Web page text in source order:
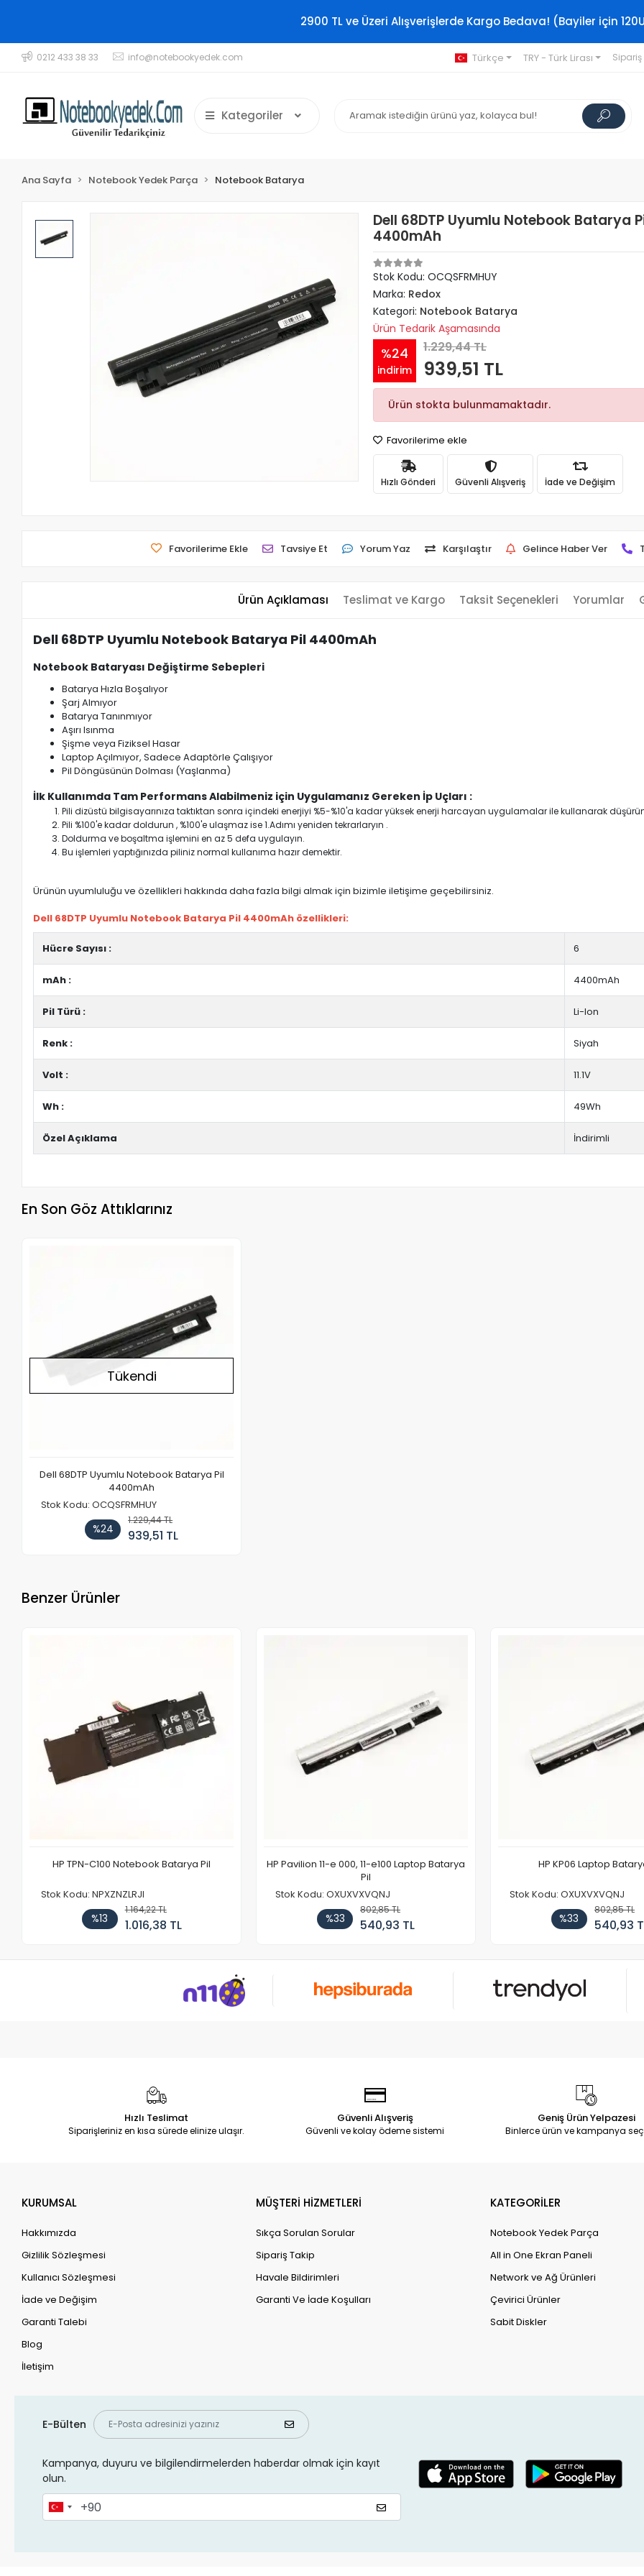
2900 TL ve Üzeri Alışverişlerde Kargo Bedava! (Bayiler için
0212 433 38 33 info@notebookyedek.com Türkçe TRY - Türk Lirası
Kategoriler
Ana Sayfa Notebook Yedek Parça Notebook Batarya
Dell 68DTP Uyumlu Notebook Batarya
4400mAh
Stok Kodu: OCQSFRMHUY
Marka: Redox
Kategori: Notebook Batarya
Ürün Tedarik Aşamasında
%24
indirim
1.229,44 TL
939,51 TL
Ürün stokta bulunmamaktadır.
Favorilerime ekle
Hızlı Gönderi Güvenli Alışveriş İade ve Değişim
Favorilerime Ekle Tavsiye Et Yorum Yaz Karşılaştır Gelince Haber Ver
Ürün Açıklaması Teslimat ve Kargo Taksit Seçenekleri Yorumlar
Dell 68DTP Uyumlu Notebook Batarya Pil 4400mAh
Notebook Bataryası Değiştirme Sebepleri
Batarya Hızla Boşalıyor
Şarj Almıyor
Batarya Tanınmıyor
Aşırı Isınma
Şişme veya Fiziksel Hasar
Laptop Açılmıyor, Sadece Adaptörle Çalışıyor
Pil Döngüsünün Dolması (Yaşlanma)
İlk Kullanımda Tam Performans Alabilmeniz için Uygulamanız Gereken İp Uçları :
Pili dizüstü bilgisayarınıza taktıktan sonra içindeki enerjiyi %5-%10'a kadar yüksek enerji harcayan uygulamalar ile kullanarak
Pili %100'e kadar doldurun , %100'e ulaşmaz ise 1.Adımı yeniden tekrarlaryın .
Doldurma ve boşaltma işlemini en az 5 defa uygulayın.
Bu işlemleri yaptığınızda piliniz normal kullanıma hazır demektir.
Ürünün uyumluluğu ve özellikleri hakkında daha fazla bilgi almak için bizimle iletişime geçebilirsiniz.
Dell 68DTP Uyumlu Notebook Batarya Pil 4400mAh özellikleri:
Hücre Sayısı : 6
mAh : 4400mAh
Pil Türü : Li-Ion
Renk : Siyah
Volt : 11.1V
Wh : 49Wh
Özel Açıklama İndirimli
En Son Göz Attıklarınız
Tükendi
Dell 68DTP Uyumlu Notebook Batarya Pil
4400mAh
Stok Kodu: OCQSFRMHUY
%24
1.229,44 TL
939,51 TL
Benzer Ürünler
HP TPN-C100 Notebook Batarya Pil
Stok Kodu: NPXZNZLRJI
%13
1.164,22 TL
1.016,38 TL
HP Pavilion 11-e 000, 11-e100 Laptop Batarya
Pil
Stok Kodu: OXUXVXVQNJ
%33
802,85 TL
540,93 TL
HP KP06 Laptop
Stok Kodu: OXUXVXVQNJ
%33
802,85 TL
540,93
Hızlı Teslimat
Siparişleriniz en kısa sürede elinize ulaşır.
Güvenli Alışveriş
Güvenli ve kolay ödeme sistemi
Geniş Ürün Yelpazesi
Binlerce ürün ve kampanya
KURUMSAL
Hakkımızda
Gizlilik Sözleşmesi
Kullanıcı Sözleşmesi
İade ve Değişim
Garanti Talebi
Blog
İletişim
MÜŞTERİ HİZMETLERİ
Sıkça Sorulan Sorular
Sipariş Takip
Havale Bildirimleri
Garanti Ve İade Koşulları
KATEGORİLER
Notebook Yedek Parça
All in One Ekran Paneli
Network ve Ağ Ürünleri
Çevirici Ürünler
Sabit Diskler
E-Bülten
Kampanya, duyuru ve bilgilendirmelerden haberdar olmak için kayıt
olun.